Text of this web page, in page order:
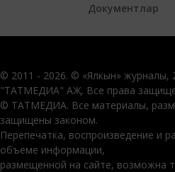
Документлар
© 2011 - 2026. © «Ялкын» журналы,
"ТАТМЕДИА" АҖ. Все права
© ТАТМЕДИА. Все материалы,
защищены законом.
Перепечатка, воспроизведение и
объеме информации,
размещенной на сайте, возможна